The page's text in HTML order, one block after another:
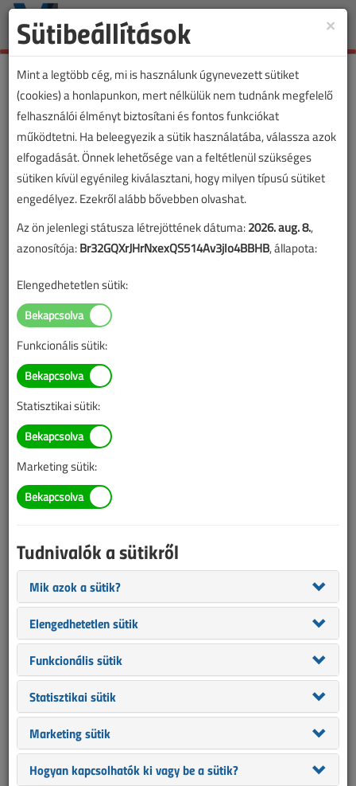
Toggle
Vizi Gergely Norbert
1691 |
Vizi Gergely Norbert cikkei
×
Sütibeállítások
Mint a legtöbb cég, mi is használunk úgynevezett sütiket
(cookies) a honlapunkon, mert nélkülük nem tudnánk megfelelő
felhasználói élményt biztosítani és fontos funkciókat
működtetni. Ha beleegyezik a sütik használatába, válassza azok
elfogadását. Önnek lehetősége van a feltétlenül szükséges
sütiken kívül egyénileg kiválasztani, hogy milyen típusú sütiket
engedélyez. Ezekről alább bővebben olvashat.
Az ön jelenlegi státusza létrejöttének dátuma:2026. aug. 8.,
azonosítója:Br32GQXrJHrNxexQS514Av3jIo4BBHB, állapota:
Elengedhetetlen sütik:
Funkcionális sütik:
Statisztikai sütik:
Marketing sütik:
Tudnivalók a sütikről
Mik azok a sütik?
Elengedhetetlen sütik
Funkcionális sütik
Statisztikai sütik
Marketing sütik
Hogyan kapcsolhatók ki vagy be a sütik?